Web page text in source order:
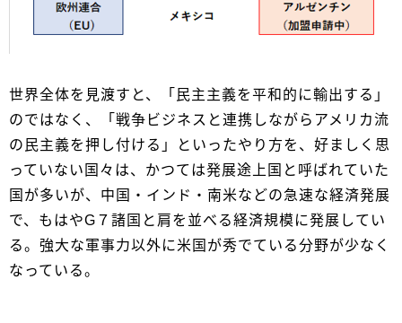
世界全体を見渡すと、「民主主義を平和的に輸出する」
のではなく、「戦争ビジネスと連携しながらアメリカ流
の民主義を押し付ける」といったやり方を、好ましく思
っていない国々は、かつては発展途上国と呼ばれていた
国が多いが、中国・インド・南米などの急速な経済発展
で、もはやG７諸国と肩を並べる経済規模に発展してい
る。強大な軍事力以外に米国が秀でている分野が少なく
なっている。